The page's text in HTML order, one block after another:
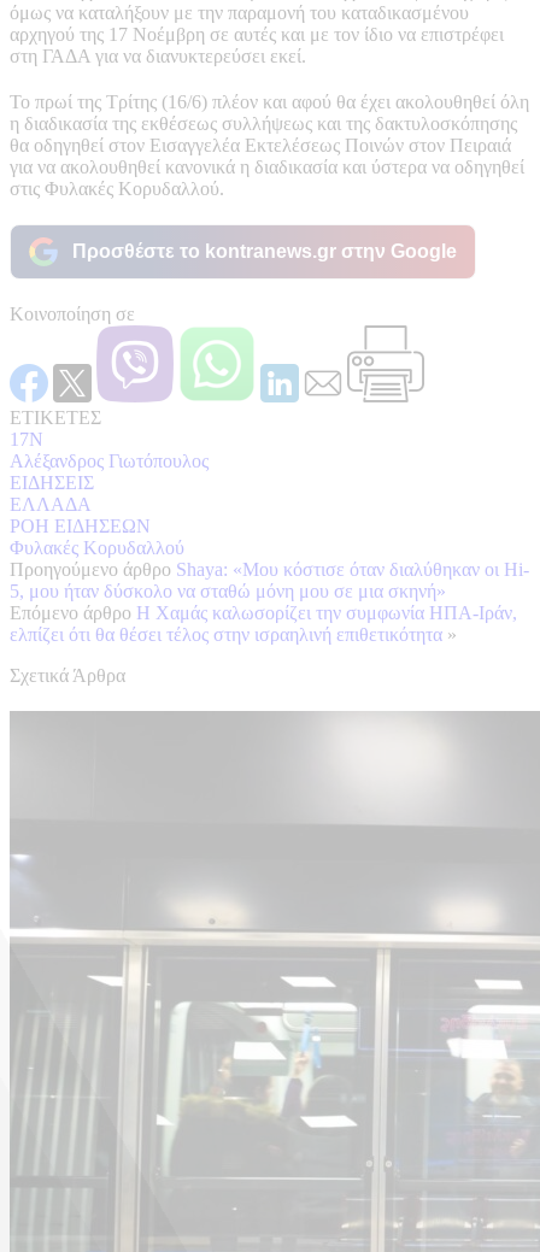
όμως να καταλήξουν με την παραμονή του καταδικασμένου
αρχηγού της 17 Νοέμβρη σε αυτές και με τον ίδιο να επιστρέφει
στη ΓΑΔΑ για να διανυκτερεύσει εκεί.
Το πρωί της Τρίτης (16/6) πλέον και αφού θα έχει ακολουθηθεί όλη
η διαδικασία της εκθέσεως συλλήψεως και της δακτυλοσκόπησης
θα οδηγηθεί στον Εισαγγελέα Εκτελέσεως Ποινών στον Πειραιά
για να ακολουθηθεί κανονικά η διαδικασία και ύστερα να οδηγηθεί
στις Φυλακές Κορυδαλλού.
Προσθέστε το kontranews.gr στην Google
Κοινοποίηση σε
ΕΤΙΚΕΤΕΣ
17Ν
Αλέξανδρος Γιωτόπουλος
ΕΙΔΗΣΕΙΣ
ΕΛΛΑΔΑ
ΡΟΗ ΕΙΔΗΣΕΩΝ
Φυλακές Κορυδαλλού
Προηγούμενο άρθρο Shaya: «Μου κόστισε όταν διαλύθηκαν οι Hi-
5, μου ήταν δύσκολο να σταθώ μόνη μου σε μια σκηνή»
Επόμενο άρθρο Η Χαμάς καλωσορίζει την συμφωνία ΗΠΑ-Ιράν,
ελπίζει ότι θα θέσει τέλος στην ισραηλινή επιθετικότητα »
Σχετικά Άρθρα